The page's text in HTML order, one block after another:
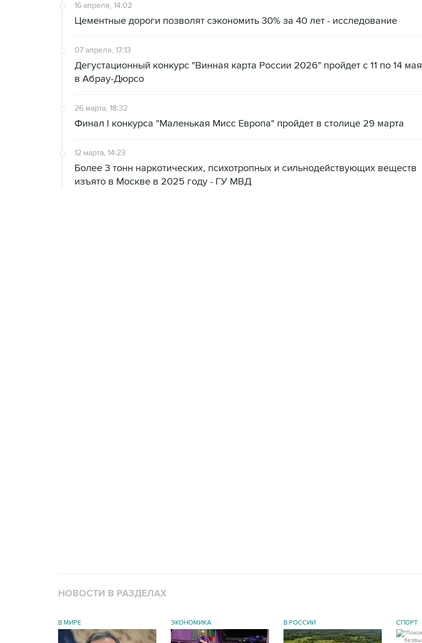
16 апреля, 14:02
Цементные дороги позволят сэкономить 30% за 40 лет - исследование
07 апреля, 17:13
Дегустационный конкурс "Винная карта России 2026" пройдет с 11 по 14 мая
в Абрау-Дюрсо
26 марта, 18:32
Финал I конкурса "Маленькая Мисс Европа" пройдет в столице 29 марта
12 марта, 14:23
Более 3 тонн наркотических, психотропных и сильнодействующих веществ
изъято в Москве в 2025 году - ГУ МВД
НОВОСТИ В РАЗДЕЛАХ
В МИРЕ ЭКОНОМИКА В РОССИИ СПОРТ